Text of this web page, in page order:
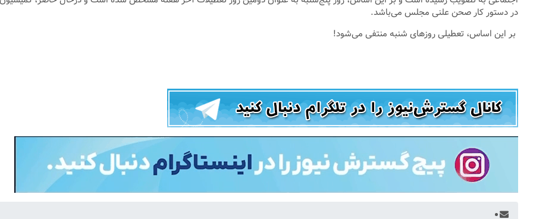
در دستور کار صحن علنی مجلس می‌باشد.
بر این اساس، تعطیلی روزهای شنبه منتفی می‌شود!